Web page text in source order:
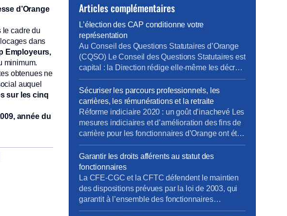
d’Orange
le cadre du
dans
Employeurs,
minimum.
obtenues ne
auquel
sur les cinq
année du
Articles complémentaires
L’élection des CAP conditionne votre
représentation
Au Conseil des Questions Statutaires d’Orange
(CQSO) Le Conseil des Questions Statutaires est
capital : la Direction rédige elle-même les décrets
qui s’appliquent aux fonctionnaires de
l’entreprise, avant validation par le Ministère. La
CFE-CGC et la CFTC dénoncent ce
fonctionnement, qui constitue une atteinte à un
principe fondamental du droit : nul ne devrait être
à la […]
Sécuriser les parcours professionnels, les
carrières, les rémunérations et la retraite
Réforme indiciaire 2020 : un goût d’inachevé Les
mesures indiciaires et d’amélioration des fins de
carrière pour les fonctionnaires d’Orange ont été
mises en place en décembre 2020, un an après
la Fonction Publique d’État… et en laissant de
côté les statuts de fonction (IV.3 et au-delà). La
CFE-CGC Orange et la CFTC continuent de se
[…]
Garantir les droits afférents au statut des
fonctionnaires
La CFE-CGC et la CFTC défendent le maintien
des dispositions prévues par la loi de 2003, qui
garantit à l’ensemble des fonctionnaires
d’Orange qu’ils et elles garderont leur statut